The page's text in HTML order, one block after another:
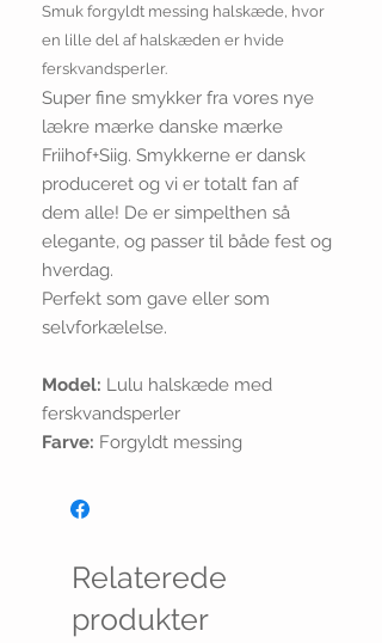
Smuk forgyldt messing halskæde, hvor
en lille del af halskæden er hvide
ferskvandsperler.
Super fine smykker fra vores nye
lækre mærke danske mærke
Friihof+Siig. Smykkerne er dansk
produceret og vi er totalt fan af
dem alle! De er simpelthen så
elegante, og passer til både fest og
hverdag.
Perfekt som gave eller som
selvforkælelse.
Model: Lulu halskæde med
ferskvandsperler
Farve: Forgyldt messing
Relaterede
produkter